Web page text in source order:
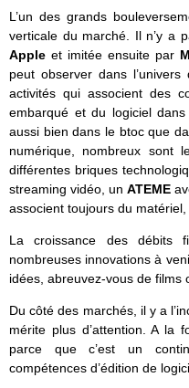
L’un des grands
verticale du marché. Il n’y a
Apple et imitée ensuite par
peut observer dans
activités qui associent des
embarqué et du logiciel
aussi bien dans le btoc que
numérique, nombreux sont
différentes briques
streaming vidéo, un ATEME
associent toujours du matériel,
La croissance des débits
nombreuses innovations à
idées, abreuvez-vous de films
Du côté des marchés, il y a
mérite plus d’attention. A la
parce que c’est un
compétences d’édition de